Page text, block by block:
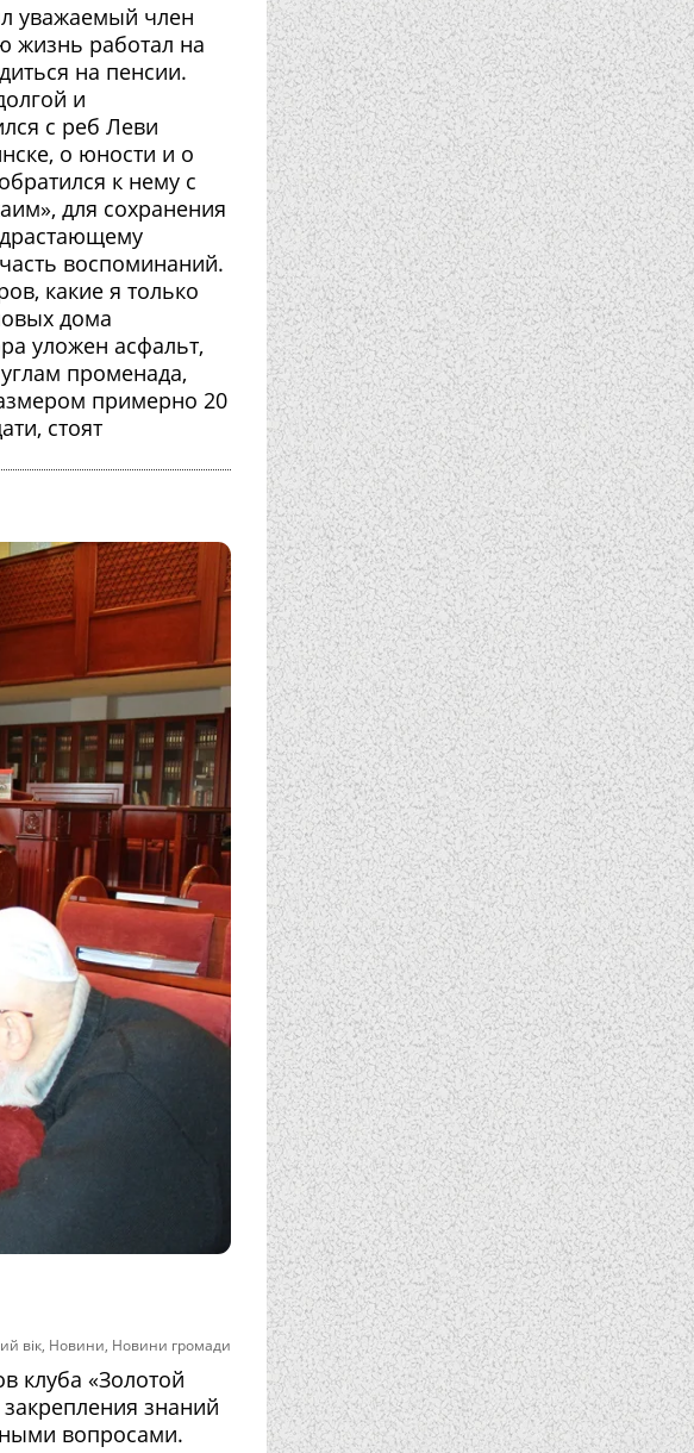
уважаемый член
жизнь работал на
на пенсии.
и
с реб Леви
о юности и о
к нему с
для сохранения
воспоминаний.
какие я только
дома
уложен асфальт,
променада,
примерно 20
стоят
вік, Новини, Новини громади
клуба «Золотой
знаний
вопросами.